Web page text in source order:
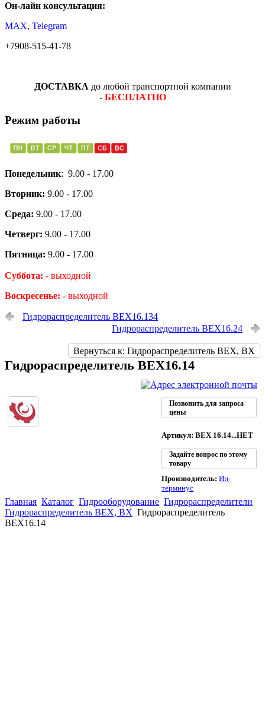
Он-лайн консультация:
MAX, Telegram
+7908-515-41-78
ДОСТАВКА до любой транспортной компании
- БЕСПЛАТНО
Режим работы
Понедельник: 9.00 - 17.00
Вторник: 9.00 - 17.00
Среда: 9.00 - 17.00
Четверг: 9.00 - 17.00
Пятница: 9.00 - 17.00
Суббота: - выходной
Воскресенье: - выходной
Гидрораспределитель ВЕХ16.134
Гидрораспределитель ВЕХ16.24
Вернуться к: Гидрораспределитель ВЕХ, ВХ
Гидрораспределитель ВЕХ16.14
Позвонить для запроса
цены
Артикул: ВЕХ 16.14...НЕТ
Задайте вопрос по этому
товару
Производитель:Ин-
терминус
Главная Каталог Гидрооборудование Гидрораспределители
Гидрораспределитель ВЕХ, ВХ Гидрораспределитель
ВЕХ16.14